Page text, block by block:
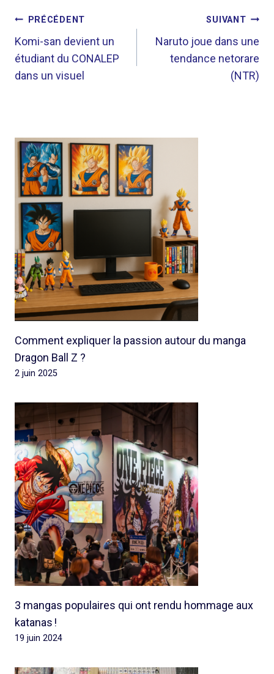
NAVIGATION
DE
L’ARTICLE
PRÉCÉDENT
Komi-san devient un
étudiant du CONALEP
dans un visuel
SUIVANT
Naruto joue dans une
tendance netorare
(NTR)
Comment expliquer la passion autour du manga
Dragon Ball Z ?
2 juin 2025
3 mangas populaires qui ont rendu hommage aux
katanas !
19 juin 2024